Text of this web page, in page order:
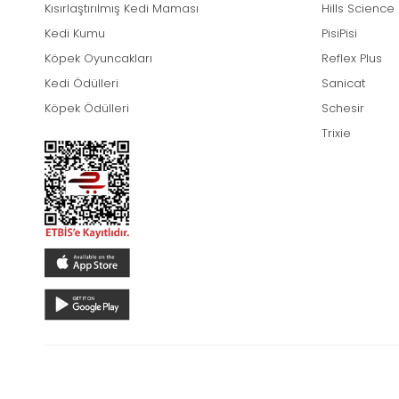
Kısırlaştırılmış Kedi Maması
Kedi Kumu
Köpek Oyuncakları
Kedi Ödülleri
Köpek Ödülleri
Hills Science
PisiPisi
Reflex Plus
Sanicat
Schesir
Trixie